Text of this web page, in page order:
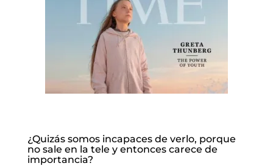
¿Quizás somos incapaces de verlo, porque
no sale en la tele y entonces carece de
importancia?